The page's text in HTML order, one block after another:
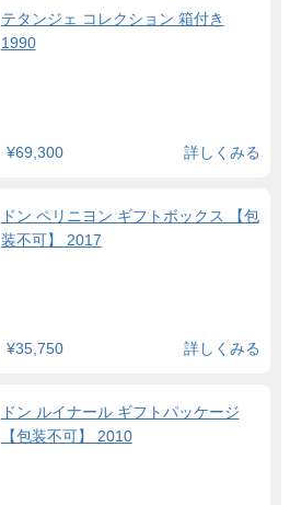
テタンジェ コレクション 箱付き
1990
¥69,300 詳しくみる
ドン ペリニヨン ギフトボックス 【包
装不可】 2017
¥35,750 詳しくみる
ドン ルイナール ギフトパッケージ
【包装不可】 2010